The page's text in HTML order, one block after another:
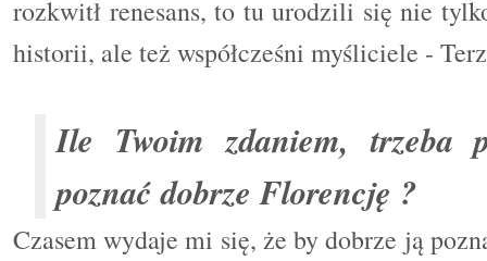
rozkwitł renesans, to tu urodzili się nie
historii, ale też współcześni myśliciele -
Ile Twoim zdaniem, trzeba
poznać dobrze Florencję ?
Czasem wydaje mi się, że by dobrze ją